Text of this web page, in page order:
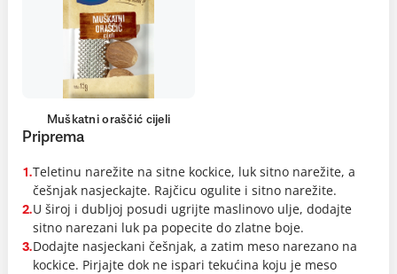
Muškatni oraščić cijeli
Priprema
1.Teletinu narežite na sitne kockice, luk sitno narežite, a
češnjak nasjeckajte. Rajčicu ogulite i sitno narežite.
2.U široj i dubljoj posudi ugrijte maslinovo ulje, dodajte
sitno narezani luk pa popecite do zlatne boje.
3.Dodajte nasjeckani češnjak, a zatim meso narezano na
kockice. Pirjajte dok ne ispari tekućina koju je meso